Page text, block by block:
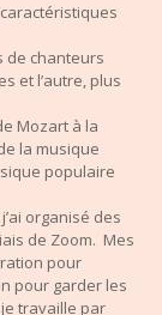
de chanteurs
et l’autre, plus
Mozart à la
la musique
populaire
organisé des
de Zoom. Mes
pour
pour garder les
travaille par